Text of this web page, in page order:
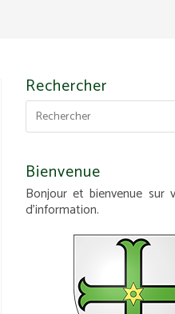
Rechercher
Bienvenue
Bonjour et bienvenue sur
d'information.